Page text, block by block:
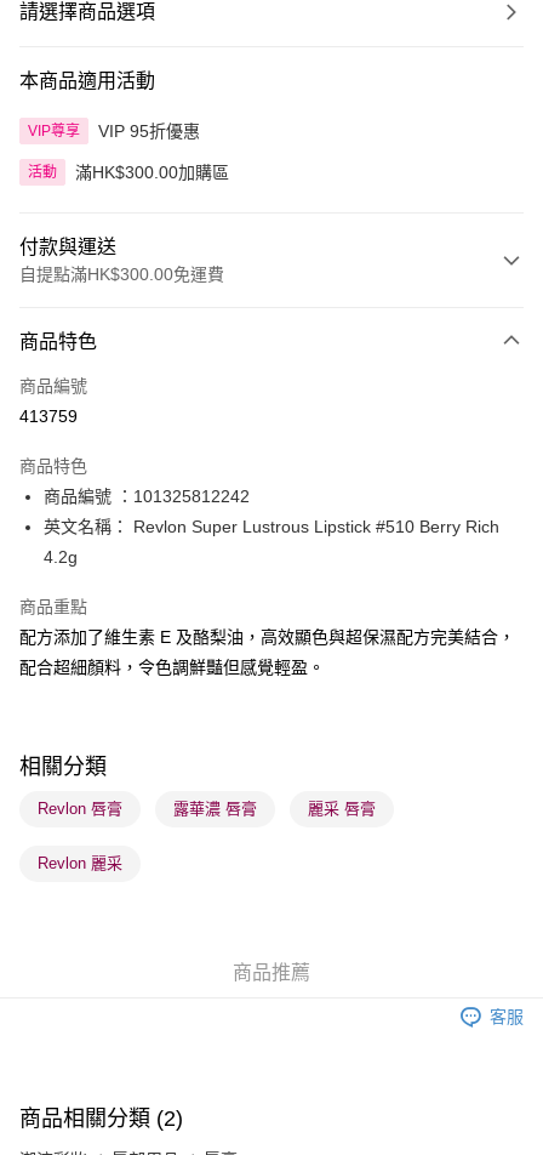
請選擇商品選項
本商品適用活動
VIP尊享 VIP 95折優惠
活動 滿HK$300.00加購區
付款與運送
自提點滿HK$300.00免運費
信用卡
Apple Pay
PayMe
WeChat Pay
送貨方式
順豐自助櫃 - 確認發貨後1-3個工作天送達
順豐站及營業點 - 確認發貨後1-3個工作天送達
物流公司進行物流配送
取。逾期會取消訂單，並不會安排重寄
每筆HK$20.00，滿HK$100.00或以上免運費
商品特色
商品編號
413759
商品特色
商品編號 ：101325812242
英文名稱： Revlon Super Lustrous Lipstick #510 Berry Rich
4.2g
商品重點
配方添加了維生素 E 及酪梨油，高效顯色與超保濕配方完美結合，
配合超細顏料，令色調鮮豔但感覺輕盈。
相關分類
Revlon 唇膏 露華濃 唇膏 麗采 唇膏
Revlon 麗采
商品推薦
客服
商品相關分類 (2)